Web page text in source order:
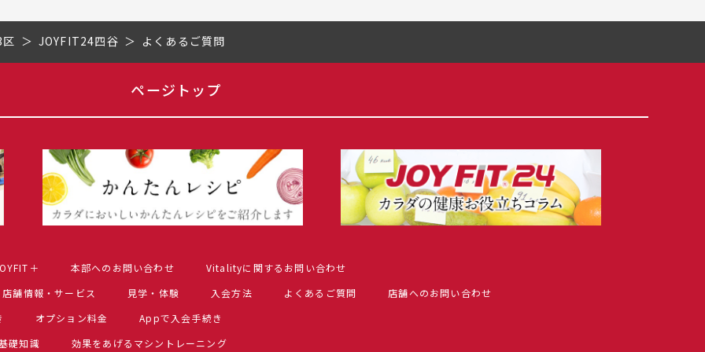
JOYFIT24四谷 よくあるご質問
ページトップ
＋ 本部へのお問い合わせ
Vitalityに関するお問い合わせ
店舗情報・サービス
見学・体験 入会方法 よくあるご質問
店舗へのお問い合わせ
オプション料金
Appで入会手続き
礎知識
効果をあげるマシントレーニング